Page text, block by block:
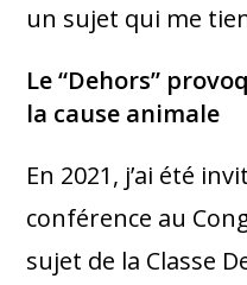
un sujet qui me
Le “Dehors”
la cause animale
En 2021, j’ai été
conférence au
sujet de la Classe